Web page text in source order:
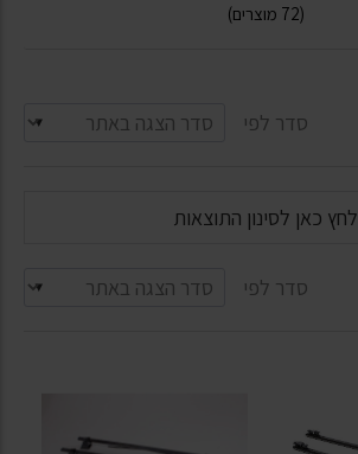
(72 מוצרים)
סדר לפי
לחץ כאן לסינון התוצאות
סדר לפי